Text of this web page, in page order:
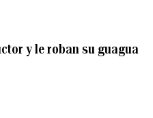
y le roban su guagua